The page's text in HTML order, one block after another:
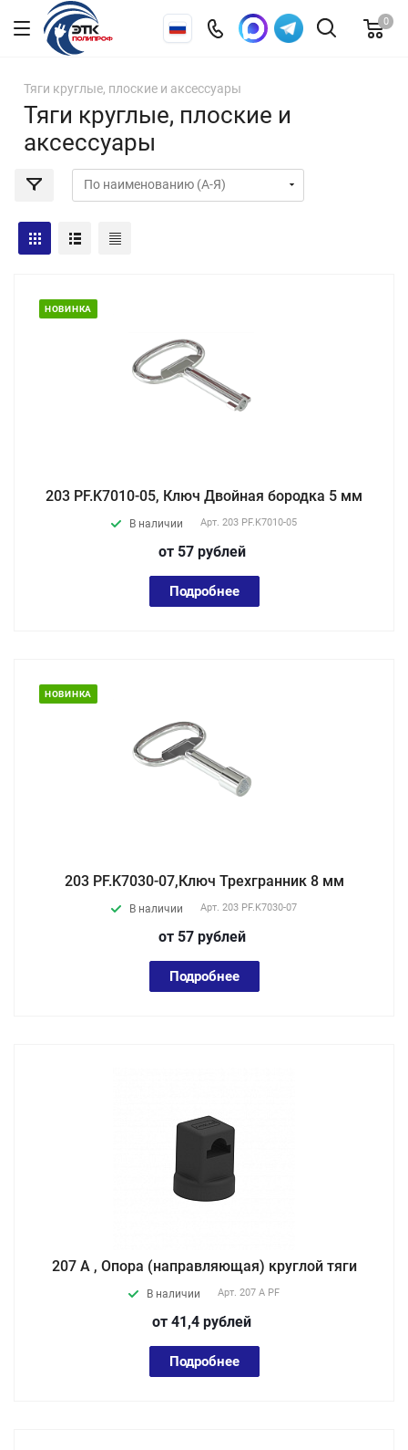
0
Тяги круглые, плоские и аксессуары
Тяги круглые, плоские и
аксессуары
НОВИНКА
203 PF.K7010-05, Ключ Двойная бородка 5 мм
В наличии Арт. 203 PF.K7010-05
от 57 рублей
Подробнее
НОВИНКА
203 PF.K7030-07,Ключ Трехгранник 8 мм
В наличии Арт. 203 PF.K7030-07
от 57 рублей
Подробнее
207 A , Опора (направляющая) круглой тяги
В наличии Арт. 207 A PF
от 41,4 рублей
Подробнее